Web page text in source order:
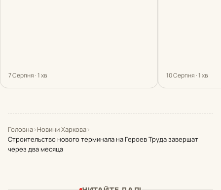
7 Серпня · 1 хв 10 Серпня · 1 хв
Головна›Новини Харкова›
Строительство нового терминала на Героев Труда завершат
через два месяца